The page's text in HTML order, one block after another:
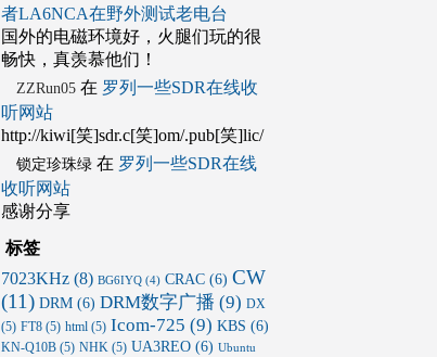
者LA6NCA在野外测试老电台
国外的电磁环境好，火腿们玩的很
畅快，真羡慕他们！
ZZRun05在 罗列一些SDR在线收
听网站
http://kiwi[笑]sdr.c[笑]om/.pub[笑]lic/
锁定珍珠绿在 罗列一些SDR在线
收听网站
感谢分享
标签
7023KHz(8) BG6IYQ(4) CRAC(6) CW
(11) DRM(6) DRM数字广播 (9) DX
(5) FT8(5) html(5) Icom-725 (9) KBS (6)
KN-Q10B(5) NHK (5) UA3REO(6) Ubuntu